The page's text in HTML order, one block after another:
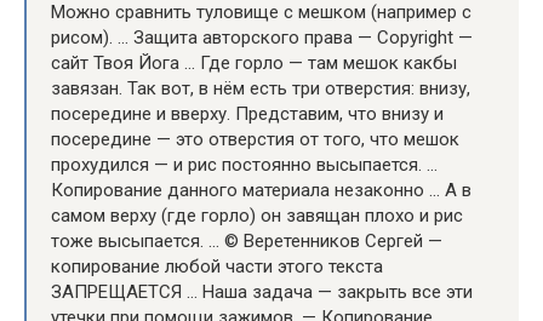
Можно сравнить туловище с мешком (например с
рисом). … Защита авторского права — Copyright —
сайт Твоя Йога … Где горло — там мешок какбы
завязан. Так вот, в нём есть три отверстия: внизу,
посередине и вверху. Представим, что внизу и
посередине — это отверстия от того, что мешок
прохудился — и рис постоянно высыпается. …
Копирование данного материала незаконно … А в
самом верху (где горло) он завящан плохо и рис
тоже высыпается. … © Веретенников Сергей —
копирование любой части этого текста
ЗАПРЕЩАЕТСЯ … Наша задача — закрыть все эти